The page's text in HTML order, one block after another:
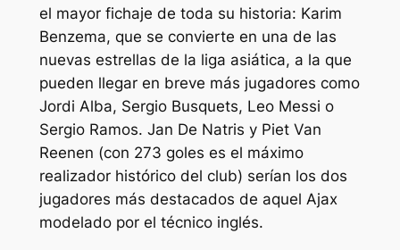
el mayor fichaje de toda su historia: Karim
Benzema, que se convierte en una de las
nuevas estrellas de la liga asiática, a la que
pueden llegar en breve más jugadores como
Jordi Alba, Sergio Busquets, Leo Messi o
Sergio Ramos. Jan De Natris y Piet Van
Reenen (con 273 goles es el máximo
realizador histórico del club) serían los dos
jugadores más destacados de aquel Ajax
modelado por el técnico inglés.